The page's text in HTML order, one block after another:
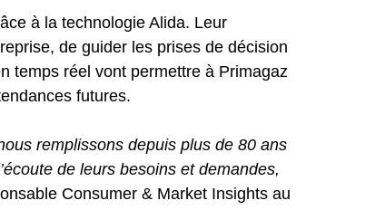
à la technologie Alida. Leur
de guider les prises de décision
temps réel vont permettre à Primagaz
futures.
remplissons depuis plus de 80 ans
de leurs besoins et demandes,
Consumer & Market Insights au